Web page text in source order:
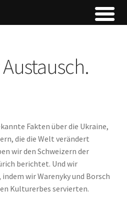
Fakten über die Ukraine,
die die Welt verändert
wir den Schweizern der
berichtet. Und wir
wir Warenyky und Borsch
Kulturerbes servierten.